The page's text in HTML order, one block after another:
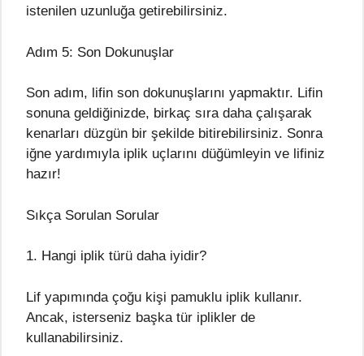
istenilen uzunluğa getirebilirsiniz.
Adım 5: Son Dokunuşlar
Son adım, lifin son dokunuşlarını yapmaktır. Lifin
sonuna geldiğinizde, birkaç sıra daha çalışarak
kenarları düzgün bir şekilde bitirebilirsiniz. Sonra
iğne yardımıyla iplik uçlarını düğümleyin ve lifiniz
hazır!
Sıkça Sorulan Sorular
1. Hangi iplik türü daha iyidir?
Lif yapımında çoğu kişi pamuklu iplik kullanır.
Ancak, isterseniz başka tür iplikler de
kullanabilirsiniz.